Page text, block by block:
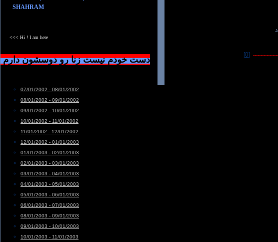
[0]
SHAHRAM
<<< Hi ! I am here
دست خودم نیست زنا رو دوسشون دارم
07/01/2002 - 08/01/2002
08/01/2002 - 09/01/2002
09/01/2002 - 10/01/2002
10/01/2002 - 11/01/2002
11/01/2002 - 12/01/2002
12/01/2002 - 01/01/2003
01/01/2003 - 02/01/2003
02/01/2003 - 03/01/2003
03/01/2003 - 04/01/2003
04/01/2003 - 05/01/2003
05/01/2003 - 06/01/2003
06/01/2003 - 07/01/2003
08/01/2003 - 09/01/2003
09/01/2003 - 10/01/2003
10/01/2003 - 11/01/2003